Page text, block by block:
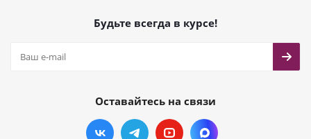
Будьте всегда в курсе!
Оставайтесь на связи